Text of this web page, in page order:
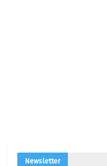
Newsletter